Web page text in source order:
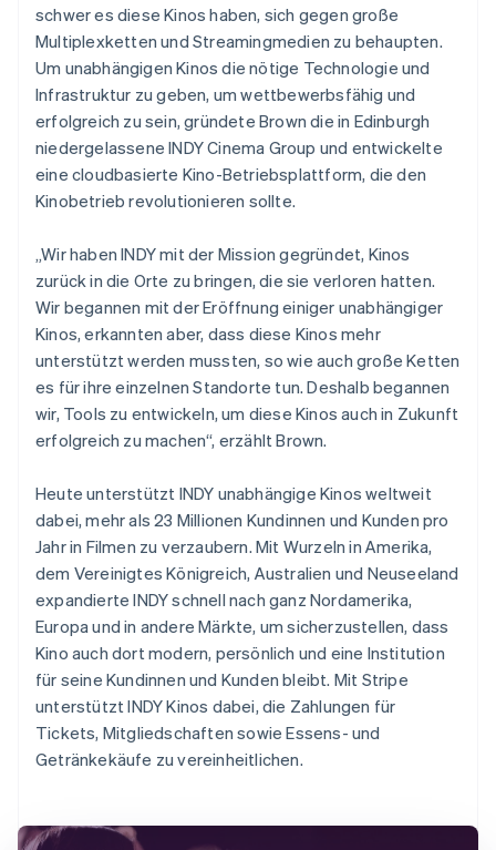
schwer es diese Kinos haben, sich gegen große
Multiplexketten und Streamingmedien zu behaupten.
Um unabhängigen Kinos die nötige Technologie und
Infrastruktur zu geben, um wettbewerbsfähig und
erfolgreich zu sein, gründete Brown die in Edinburgh
niedergelassene INDY Cinema Group und entwickelte
eine cloudbasierte Kino-Betriebsplattform, die den
Kinobetrieb revolutionieren sollte.
„Wir haben INDY mit der Mission gegründet, Kinos
zurück in die Orte zu bringen, die sie verloren hatten.
Wir begannen mit der Eröffnung einiger unabhängiger
Kinos, erkannten aber, dass diese Kinos mehr
unterstützt werden mussten, so wie auch große Ketten
es für ihre einzelnen Standorte tun. Deshalb begannen
wir, Tools zu entwickeln, um diese Kinos auch in Zukunft
erfolgreich zu machen“, erzählt Brown.
Heute unterstützt INDY unabhängige Kinos weltweit
dabei, mehr als 23 Millionen Kundinnen und Kunden pro
Jahr in Filmen zu verzaubern. Mit Wurzeln in Amerika,
dem Vereinigtes Königreich, Australien und Neuseeland
expandierte INDY schnell nach ganz Nordamerika,
Europa und in andere Märkte, um sicherzustellen, dass
Kino auch dort modern, persönlich und eine Institution
für seine Kundinnen und Kunden bleibt. Mit Stripe
unterstützt INDY Kinos dabei, die Zahlungen für
Tickets, Mitgliedschaften sowie Essens- und
Getränkekäufe zu vereinheitlichen.